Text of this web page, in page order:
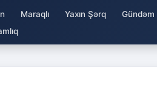
Maraqlı Yaxın Şərq Gündəm